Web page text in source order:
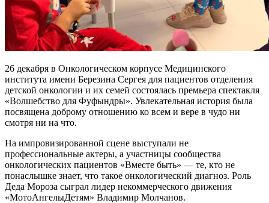
26 декабря в Онкологическом корпусе Медицинского
института имени Березина Сергея для пациентов отделения
детской онкологии и их семей состоялась премьера спектакля
«Волшебство для Фуфындры». Увлекательная история была
посвящена доброму отношению ко всем и вере в чудо ни
смотря ни на что.
На импровизированной сцене выступали не
профессиональные актеры, а участницы сообщества
онкологических пациентов «Вместе быть» — те, кто не
понаслышке знает, что такое онкологический диагноз. Роль
Деда Мороза сыграл лидер некоммерческого движения
«МотоАнгелыДетям» Владимир Молчанов.